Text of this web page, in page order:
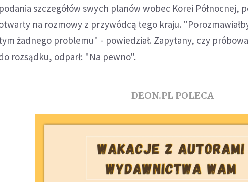
podania szczegółów swych planów wobec Korei Północnej,
na rozmowy z przywódcą tego kraju.
żadnego problemu" - powiedział. Zapytany, czy
rozsądku, odparł: "Na pewno".
DEON.PL POLECA